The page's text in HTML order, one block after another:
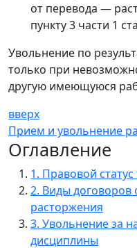
от перевода —
пункту 3 части 1
Увольнение по
только при
другую имеющуюся
вверх
Прием и увольнение
Оглавление
1. Правовой
2. Виды договоров
расторжения
3. Увольнение за
дисциплины